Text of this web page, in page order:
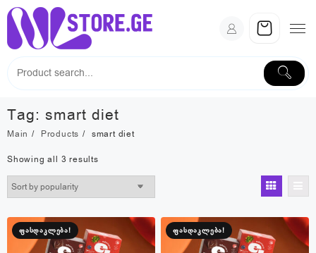
Skip
content
Tag: smart diet
Main Products smart diet
Showing all 3 resultsSorted
by
popularity
ფასდაკლება! ფასდაკლება!